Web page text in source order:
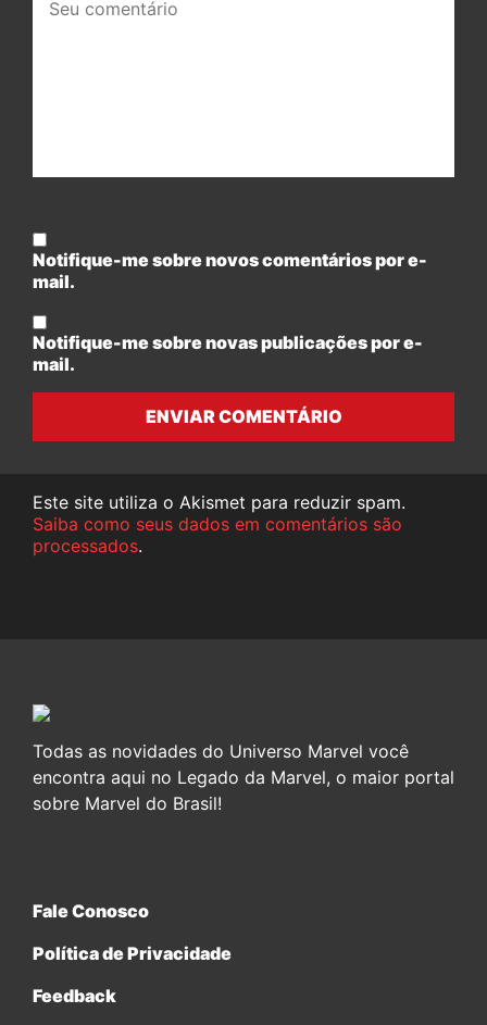
comentário:
Notifique-me sobre novos comentários por e-
mail.
Notifique-me sobre novas publicações por e-
mail.
ENVIAR COMENTÁRIO
Este site utiliza o Akismet para reduzir spam.
Saiba como seus dados em comentários são
processados.
Todas as novidades do Universo Marvel você
encontra aqui no Legado da Marvel, o maior portal
sobre Marvel do Brasil!
Fale Conosco
Política de Privacidade
Feedback